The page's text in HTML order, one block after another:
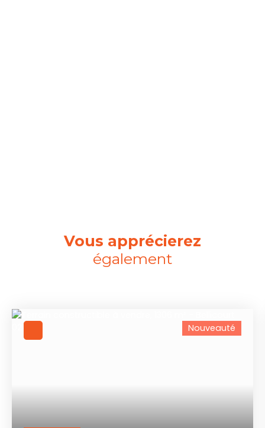
Vous apprécierez
également
Nouveauté